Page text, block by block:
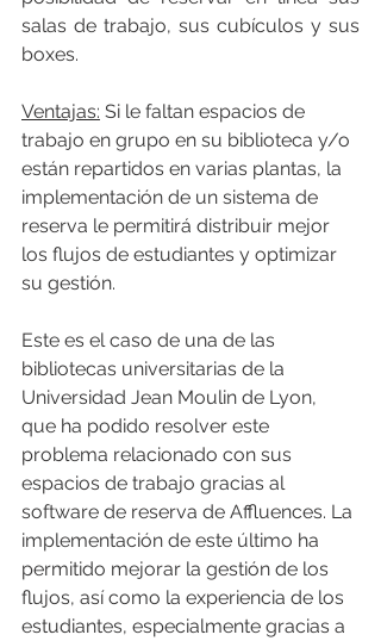
salas de trabajo, sus cubículos y sus
boxes.
Ventajas: Si le faltan espacios de
trabajo en grupo en su biblioteca y/o
están repartidos en varias plantas, la
implementación de un sistema de
reserva le permitirá distribuir mejor
los flujos de estudiantes y optimizar
su gestión.
Este es el caso de una de las
bibliotecas universitarias de la
Universidad Jean Moulin de Lyon,
que ha podido resolver este
problema relacionado con sus
espacios de trabajo gracias al
software de reserva de Affluences. La
implementación de este último ha
permitido mejorar la gestión de los
flujos, así como la experiencia de los
estudiantes, especialmente gracias a